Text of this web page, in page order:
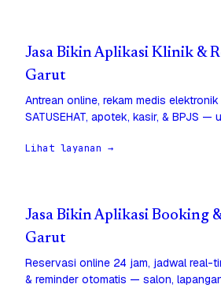
Jasa Bikin Aplikasi Klinik &
Garut
Antrean online, rekam medis elektronik
SATUSEHAT, apotek, kasir, & BPJS —
Lihat layanan →
Jasa Bikin Aplikasi Booking
Garut
Reservasi online 24 jam, jadwal real-
& reminder otomatis — salon,